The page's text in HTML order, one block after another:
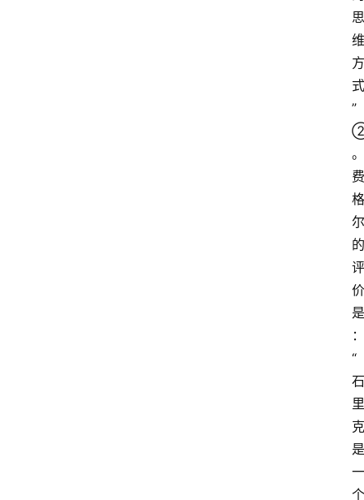
思
维
方
式
”
。
费
格
尔
的
评
价
是
：
“
石
里
克
是
一
个